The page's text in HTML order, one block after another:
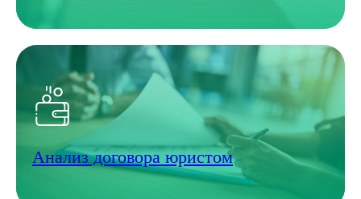
Анализ договора юристом